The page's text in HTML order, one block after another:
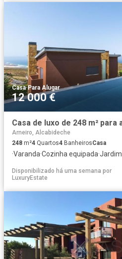
Casa·Para Alugar
12 000 €
Arneiro, Alcabideche
248 m²4 Quartos4 BanheirosCasa
·Varanda·Cozinha equipada·Jardim
Disponibilizado há uma semana por
LuxuryEstate